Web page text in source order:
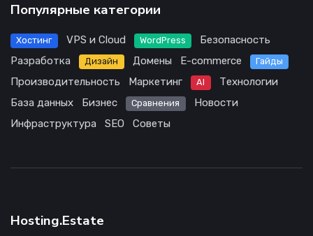
Популярные категории
Хостинг VPS и Cloud WordPress
Безопасность
Разработка
Дизайн Домены E-commerce Гайды
Производительность Маркетинг AI
Технологии
База данных
Бизнес Сравнения
Новости
Инфраструктура
SEO Советы
Hosting.Estate